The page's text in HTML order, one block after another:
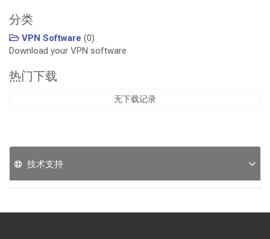
分类
VPN Software (0)
Download your VPN software
热门下载
无下载记录
技术支持